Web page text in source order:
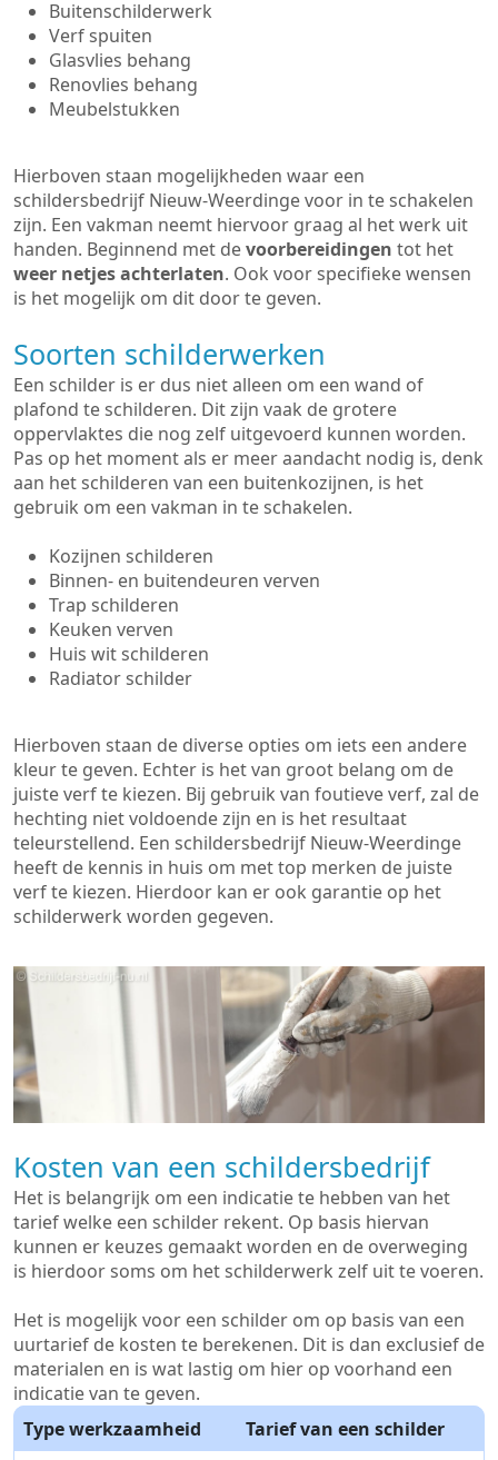
Buitenschilderwerk
Verf spuiten
Glasvlies behang
Renovlies behang
Meubelstukken
Hierboven staan mogelijkheden waar een
schildersbedrijf Nieuw-Weerdinge voor in te schakelen
zijn. Een vakman neemt hiervoor graag al het werk uit
handen. Beginnend met devoorbereidingen tot het
weer netjes achterlaten. Ook voor specifieke wensen
is het mogelijk om dit door te geven.
Soorten schilderwerken
Een schilder is er dus niet alleen om een wand of
plafond te schilderen. Dit zijn vaak de grotere
oppervlaktes die nog zelf uitgevoerd kunnen worden.
Pas op het moment als er meer aandacht nodig is, denk
aan het schilderen van een buitenkozijnen, is het
gebruik om een vakman in te schakelen.
Kozijnen schilderen
Binnen- en buitendeuren verven
Trap schilderen
Keuken verven
Huis wit schilderen
Radiator schilder
Hierboven staan de diverse opties om iets een andere
kleur te geven. Echter is het van groot belang om de
juiste verf te kiezen. Bij gebruik van foutieve verf, zal de
hechting niet voldoende zijn en is het resultaat
teleurstellend. Een schildersbedrijf Nieuw-Weerdinge
heeft de kennis in huis om met top merken de juiste
verf te kiezen. Hierdoor kan er ook garantie op het
schilderwerk worden gegeven.
Kosten van een schildersbedrijf
Het is belangrijk om een indicatie te hebben van het
tarief welke een schilder rekent. Op basis hiervan
kunnen er keuzes gemaakt worden en de overweging
is hierdoor soms om het schilderwerk zelf uit te voeren.
Het is mogelijk voor een schilder om op basis van een
uurtarief de kosten te berekenen. Dit is dan exclusief de
materialen en is wat lastig om hier op voorhand een
indicatie van te geven.
Type werkzaamheid
Tarief van een schilder